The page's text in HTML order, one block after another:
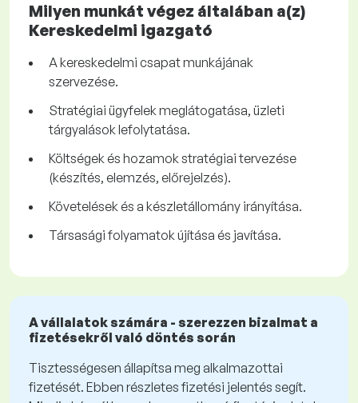
Milyen munkát végez általában a(z)
Kereskedelmi igazgató
A kereskedelmi csapat munkájának
szervezése.
Stratégiai ügyfelek meglátogatása, üzleti
tárgyalások lefolytatása.
Költségek és hozamok stratégiai tervezése
(készítés, elemzés, előrejelzés).
Követelések és a készletállomány irányítása.
Társasági folyamatok újítása és javítása.
A vállalatok számára - szerezzen bizalmat a
fizetésekről való döntés során
Tisztességesen állapítsa meg alkalmazottai
fizetését. Ebben részletes fizetési jelentés segít.